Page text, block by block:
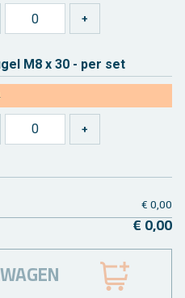
M8 x 30 - per set
€ 0,00
€ 0,00